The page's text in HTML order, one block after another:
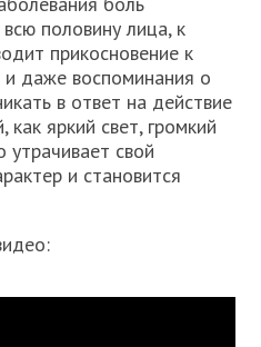
половину лица, к
прикосновение к
даже воспоминания о
в ответ на действие
яркий свет, громкий
утрачивает свой
и становится